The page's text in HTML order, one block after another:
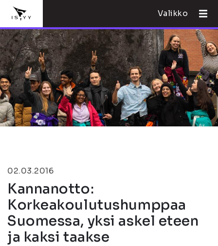
Valikko
02.03.2016
Kannanotto:
Korkeakoulutushumppaa
Suomessa, yksi askel eteen
ja kaksi taakse